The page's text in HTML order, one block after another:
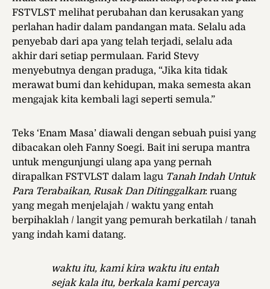
FSTVLST melihat perubahan dan kerusakan yang
perlahan hadir dalam pandangan mata. Selalu ada
penyebab dari apa yang telah terjadi, selalu ada
akhir dari setiap permulaan. Farid Stevy
menyebutnya dengan praduga, “Jika kita tidak
merawat bumi dan kehidupan, maka semesta akan
mengajak kita kembali lagi seperti semula.”
Teks ‘Enam Masa’ diawali dengan sebuah puisi yang
dibacakan oleh Fanny Soegi. Bait ini serupa mantra
untuk mengunjungi ulang apa yang pernah
dirapalkan FSTVLST dalam lagu Tanah Indah Untuk
Para Terabaikan, Rusak Dan Ditinggalkan: ruang
yang megah menjelajah / waktu yang entah
berpihaklah / langit yang pemurah berkatilah / tanah
yang indah kami datang.
waktu itu, kami kira waktu itu entah
sejak kala itu, berkala kami percaya